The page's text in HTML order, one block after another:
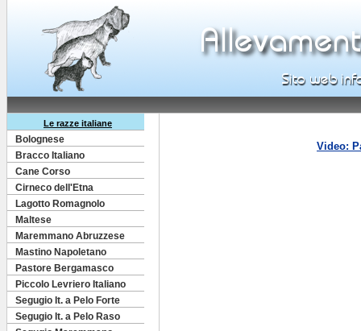
Le razze italiane
Bolognese
Bracco Italiano
Cane Corso
Cirneco dell'Etna
Lagotto Romagnolo
Maltese
Maremmano Abruzzese
Mastino Napoletano
Pastore Bergamasco
Piccolo Levriero Italiano
Segugio It. a Pelo Forte
Segugio It. a Pelo Raso
Video: